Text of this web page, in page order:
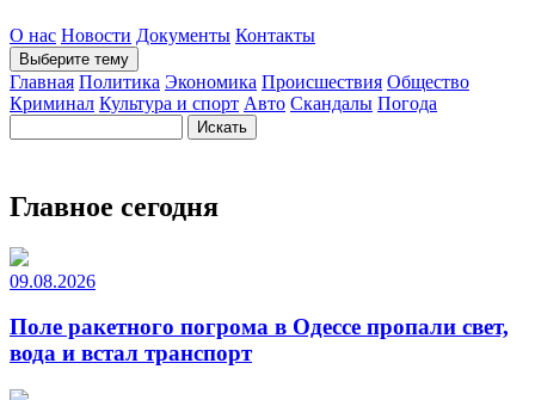
О нас Новости Документы Контакты
Выберите тему
Главная Политика Экономика Происшествия Общество
Криминал Культура и спорт Авто Скандалы Погода
Главное сегодня
09.08.2026
Поле ракетного погрома в Одессе пропали свет,
вода и встал транспорт